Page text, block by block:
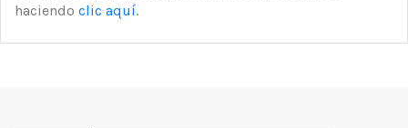
haciendo clic aquí.